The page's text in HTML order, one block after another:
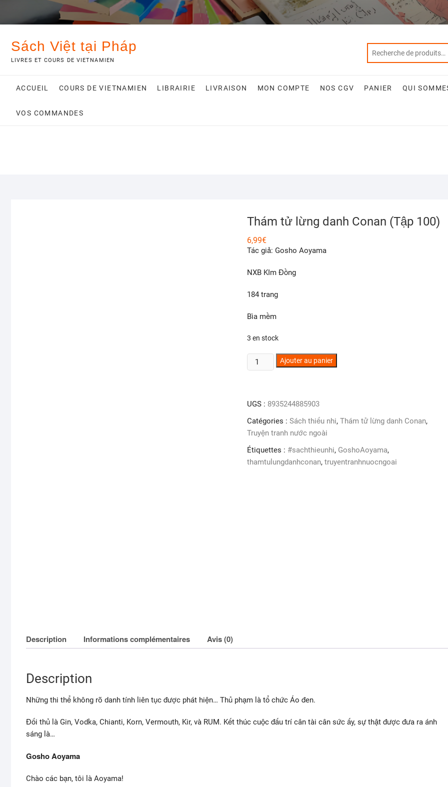
Sách Việt tại Pháp
LIVRES ET COURS DE VIETNAMIEN
ACCUEIL COURS DE VIETNAMIEN LIBRAIRIE LIVRAISON MON COMPTE NOS CGV PANIER QUI
VOS COMMANDES
Thám tử lừng danh Conan (Tập 100)
6,99€
Tác giả: Gosho Aoyama
NXB KIm Đồng
184 trang
Bìa mềm
3 en stock
quantité
de
lừng
danh
Conan
100)
Ajouter au panier
UGS : 8935244885903
Catégories : Sách thiếu nhi, Thám tử lừng danh Conan,
Truyện tranh nước ngoài
Étiquettes : #sachthieunhi, GoshoAoyama,
thamtulungdanhconan, truyentranhnuocngoai
Description Informations complémentaires Avis (0)
Description
Những thi thể không rõ danh tính liên tục được phát hiện… Thủ phạm là tổ chức Áo đen.
Đối thủ là Gin, Vodka, Chianti, Korn, Vermouth, Kir, và RUM. Kết thúc cuộc đấu trí cân tài cân sức ấy, sự thật được đưa ra ánh
sáng là…
Gosho Aoyama
Chào các bạn, tôi là Aoyama!